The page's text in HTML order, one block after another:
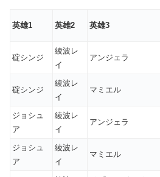
英雄1 英雄2 英雄3
碇シンジ
綾波レ
イ
アンジェラ
碇シンジ
綾波レ
イ
マミエル
ジョシュ
ア
綾波レ
イ
アンジェラ
ジョシュ
ア
綾波レ
イ
マミエル